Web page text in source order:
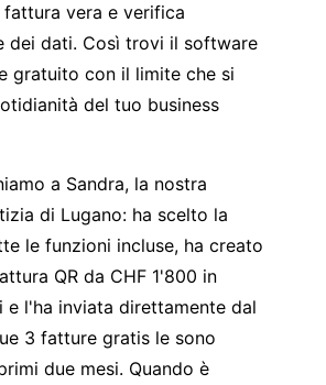
vera e verifica
dei dati. Così trovi il software
gratuito con il limite che si
del tuo business
a Sandra, la nostra
di Lugano: ha scelto la
le funzioni incluse, ha creato
QR da CHF 1'800 in
e l'ha inviata direttamente dal
3 fatture gratis le sono
due mesi. Quando è